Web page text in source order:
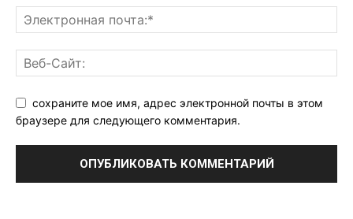
сохраните мое имя, адрес электронной почты в этом
браузере для следующего комментария.